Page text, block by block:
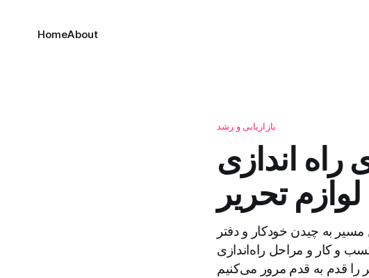
HomeAbout
بازاریابی و رشد
راه اندازی
تحریر
مسیر به چیدن خودکار و دفتر
و کار و مراحل راه‌اندازی